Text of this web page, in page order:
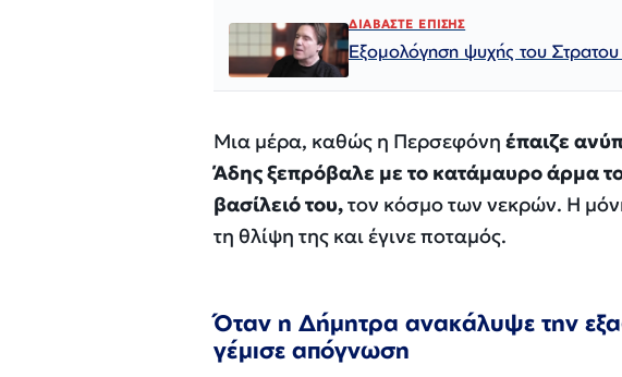
ΔΙΑΒΑΣΤΕ ΕΠΙΣΗΣ
Εξομολόγηση ψυχής του Στρατου
Μια μέρα, καθώς η Περσεφόνη έπαιζε
Άδης ξεπρόβαλε με το κατάμαυρο άρμα
βασίλειό του,τον κόσμο των νεκρών. Η
τη θλίψη της και έγινε ποταμός.
Όταν η Δήμητρα ανακάλυψε την
γέμισε απόγνωση